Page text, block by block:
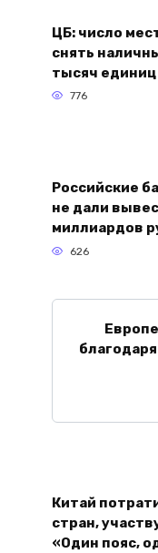
ЦБ: число
снять
тысяч единиц
776
Российские
не дали
миллиардов
626
Китай
стран,
«Один пояс,